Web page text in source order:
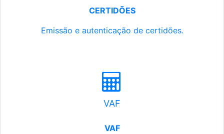
CERTIDÕES
Emissão e autenticação de certidões.
VAF
VAF